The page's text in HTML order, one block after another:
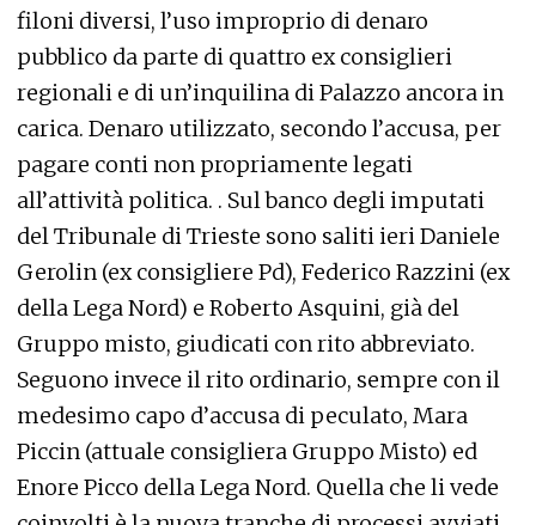
filoni diversi, l’uso improprio di denaro
pubblico da parte di quattro ex consiglieri
regionali e di un’inquilina di Palazzo ancora in
carica. Denaro utilizzato, secondo l’accusa, per
pagare conti non propriamente legati
all’attività politica. . Sul banco degli imputati
del Tribunale di Trieste sono saliti ieri Daniele
Gerolin (ex consigliere Pd), Federico Razzini (ex
della Lega Nord) e Roberto Asquini, già del
Gruppo misto, giudicati con rito abbreviato.
Seguono invece il rito ordinario, sempre con il
medesimo capo d’accusa di peculato, Mara
Piccin (attuale consigliera Gruppo Misto) ed
Enore Picco della Lega Nord. Quella che li vede